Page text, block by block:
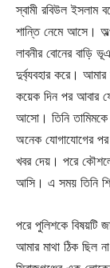
স্বামী রবিউল ইসলাম
শান্তি নেমে আসে।
লাবনীর বোনের বাড়ি
দুর্ব্যবহার করে।
কয়েক দিন পর আবার
আসো। তিনি তামিমকে
অনেক যোগাযোগের পর
খবর দেয়। পরে কৌশলে
আসি। এ সময় তিনি
পরে পুলিশকে বিষয়টি
আমার মাথা ঠিক ছিল